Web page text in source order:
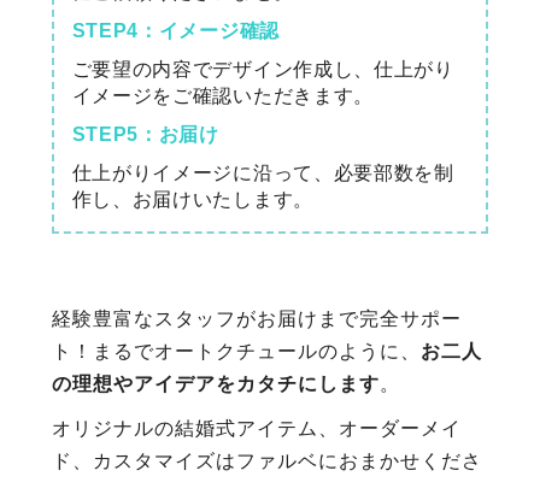
STEP4：イメージ確認
ご要望の内容でデザイン作成し、仕上がり
イメージをご確認いただきます。
STEP5：お届け
仕上がりイメージに沿って、必要部数を制
作し、お届けいたします。
経験豊富なスタッフがお届けまで完全サポー
ト！まるでオートクチュールのように、 お二人
の理想やアイデアをカタチにします。
オリジナルの結婚式アイテム、オーダーメイ
ド、カスタマイズはファルベにおまかせくださ